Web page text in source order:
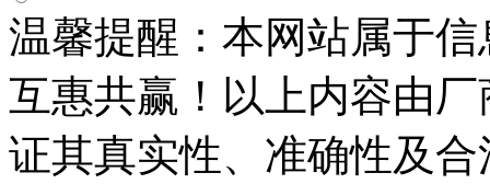
温馨提醒：本网站属于
互惠共赢！以上内容由
证其真实性、准确性及